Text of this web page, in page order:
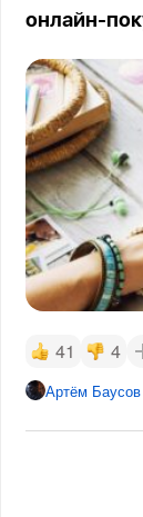
онлайн-
41 4
Артём Баусов